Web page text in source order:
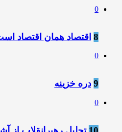
0
8 اقتصاد همان اقتصاد
0
9 دره خزینه
0